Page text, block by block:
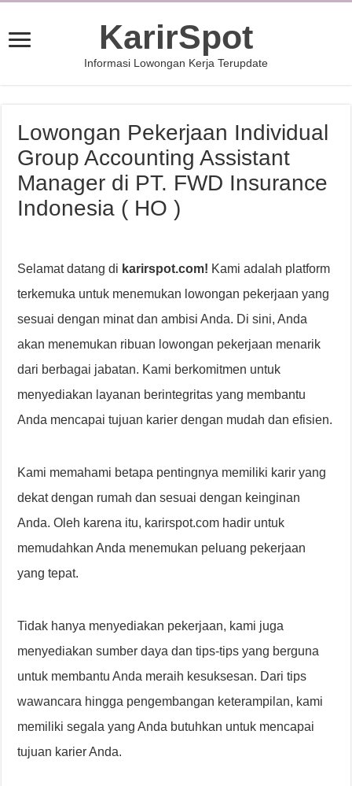
KarirSpot
Informasi Lowongan Kerja Terupdate
Lowongan Pekerjaan Individual
Group Accounting Assistant
Manager di PT. FWD Insurance
Indonesia ( HO )
Selamat datang di karirspot.com! Kami adalah platform
terkemuka untuk menemukan lowongan pekerjaan yang
sesuai dengan minat dan ambisi Anda. Di sini, Anda
akan menemukan ribuan lowongan pekerjaan menarik
dari berbagai jabatan. Kami berkomitmen untuk
menyediakan layanan berintegritas yang membantu
Anda mencapai tujuan karier dengan mudah dan efisien.
Kami memahami betapa pentingnya memiliki karir yang
dekat dengan rumah dan sesuai dengan keinginan
Anda. Oleh karena itu, karirspot.com hadir untuk
memudahkan Anda menemukan peluang pekerjaan
yang tepat.
Tidak hanya menyediakan pekerjaan, kami juga
menyediakan sumber daya dan tips-tips yang berguna
untuk membantu Anda meraih kesuksesan. Dari tips
wawancara hingga pengembangan keterampilan, kami
memiliki segala yang Anda butuhkan untuk mencapai
tujuan karier Anda.